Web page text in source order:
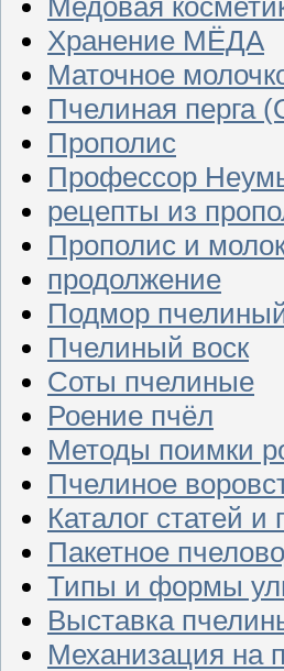
Хранение МЁДА
Маточное
Пчелиная перга
Прополис
Профессор
рецепты из
Прополис и
продолжение
Подмор
Пчелиный воск
Соты пчелиные
Роение пчёл
Методы поимки
Пчелиное
Каталог статей
Пакетное
Типы и формы
Выставка
Механизация на